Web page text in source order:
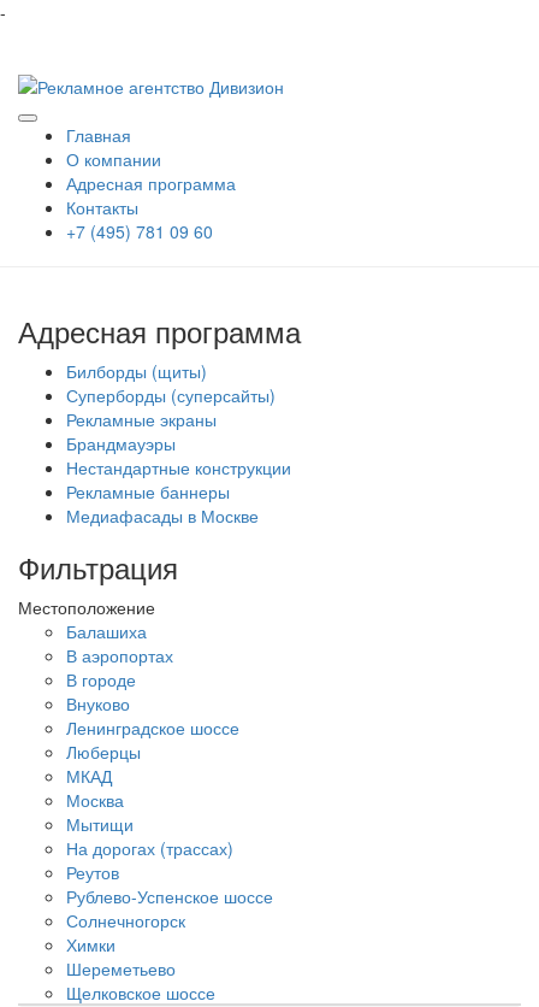
-
Главная
О компании
Адресная программа
Контакты
+7 (495) 781 09 60
Адресная программа
Билборды (щиты)
Суперборды (суперсайты)
Рекламные экраны
Брандмауэры
Нестандартные конструкции
Рекламные баннеры
Медиафасады в Москве
Фильтрация
Местоположение
Балашиха
В аэропортах
В городе
Внуково
Ленинградское шоссе
Люберцы
МКАД
Москва
Мытищи
На дорогах (трассах)
Реутов
Рублево-Успенское шоссе
Солнечногорск
Химки
Шереметьево
Щелковское шоссе